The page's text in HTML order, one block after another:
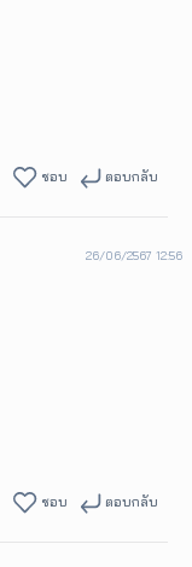
ชอบ ตอบกลับ
26/06/2567 12:56
ชอบ ตอบกลับ